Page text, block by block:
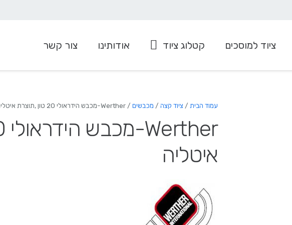
ציוד למוסכים קטלוג ציוד אודותינו צור קשר
עמוד הבית / ציוד קצה/ מכבשים/ Werther-מכבש הידראולי 20 טון ,תוצרת איטליה
איטליה